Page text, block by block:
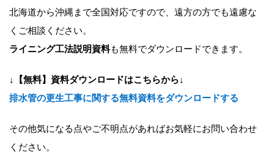
北海道から沖縄まで全国対応ですので、遠方の方でも遠慮な
くご相談ください。
ライニング工法説明資料も無料でダウンロードできます。
↓【無料】資料ダウンロードはこちらから↓
排水管の更生工事に関する無料資料をダウンロードする
その他気になる点やご不明点があればお気軽にお問い合わせ
ください。